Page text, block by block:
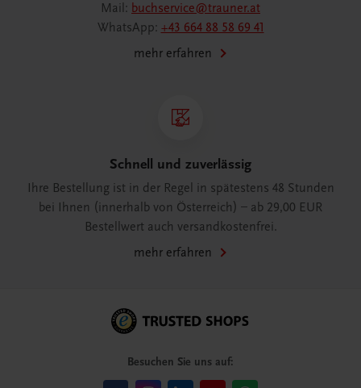
Mail: buchservice@trauner.at
WhatsApp: +43 664 88 58 69 41
mehr erfahren
Schnell und zuverlässig
Ihre Bestellung ist in der Regel in spätestens 48 Stunden
bei Ihnen (innerhalb von Österreich) – ab 29,00 EUR
Bestellwert auch versandkostenfrei.
mehr erfahren
Besuchen Sie uns auf: